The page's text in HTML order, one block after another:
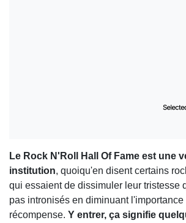
Le Rock N'Roll Hall Of Fame est une
institution, quoiqu'en disent certains
qui essaient de dissimuler leur tristesse
pas intronisés en diminuant l'importance
récompense. Y entrer, ça signifie